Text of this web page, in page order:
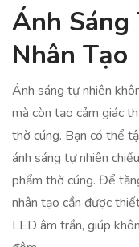
Ánh Sáng
Nhân Tạo
Ánh sáng tự nhiên
mà còn tạo cảm giác
thờ cúng. Bạn có thể
ánh sáng tự nhiên
phẩm thờ cúng. Để
nhân tạo cần được
LED âm trần, giúp